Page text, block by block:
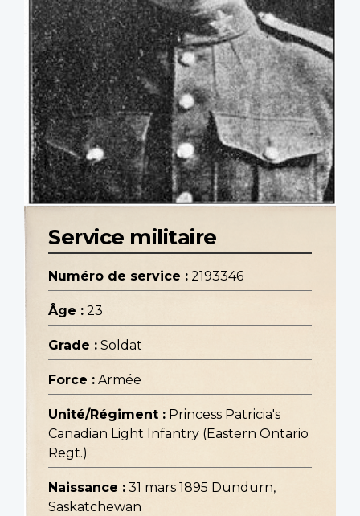
Service militaire
Numéro de service : 2193346
Âge : 23
Grade : Soldat
Force : Armée
Unité/Régiment : Princess Patricia's
Canadian Light Infantry (Eastern Ontario
Regt.)
Naissance : 31 mars 1895 Dundurn,
Saskatchewan